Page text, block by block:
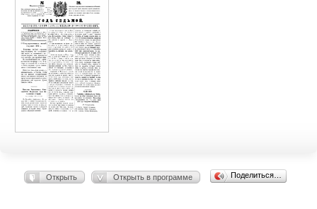
Открыть Открыть в программе Поделиться…